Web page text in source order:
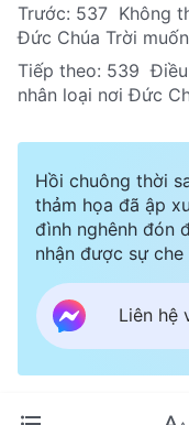
Trước: 537 Không
Đức Chúa Trời
Tiếp theo: 539 Điều
nhân loại nơi Đức
Hồi chuông thời
thảm họa đã ập
đình nghênh đón
nhận được sự
Liên hệ